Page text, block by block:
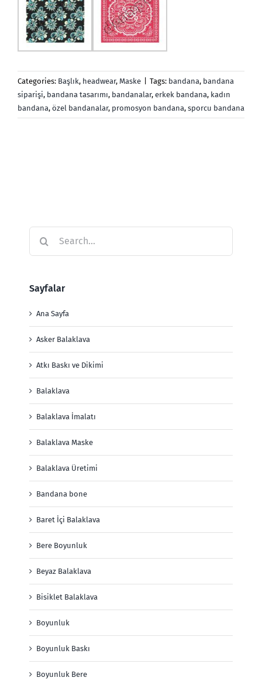
Categories: Başlık, headwear, Maske Tags: bandana, bandana
siparişi, bandana tasarımı, bandanalar, erkek bandana, kadın
bandana, özel bandanalar, promosyon bandana, sporcu bandana
Sayfalar
Ana Sayfa
Asker Balaklava
Atkı Baskı ve Dikimi
Balaklava
Balaklava İmalatı
Balaklava Maske
Balaklava Üretimi
Bandana bone
Baret İçi Balaklava
Bere Boyunluk
Beyaz Balaklava
Bisiklet Balaklava
Boyunluk
Boyunluk Baskı
Boyunluk Bere